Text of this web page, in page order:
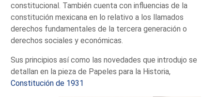
constitucional. También cuenta con influencias de la
constitución mexicana en lo relativo a los llamados
derechos fundamentales de la tercera generación o
derechos sociales y económicas.
Sus principios así como las novedades que introdujo se
detallan en la pieza de Papeles para la Historia,
Constitución de 1931